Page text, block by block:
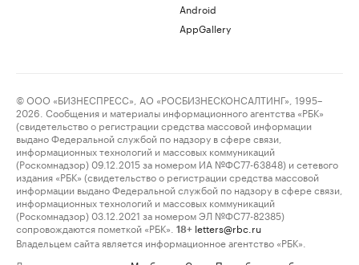
Android
AppGallery
© ООО «БИЗНЕСПРЕСС», АО «РОСБИЗНЕСКОНСАЛТИНГ», 1995–
2026. Сообщения и материалы информационного агентства «РБК»
(свидетельство о регистрации средства массовой информации
выдано Федеральной службой по надзору в сфере связи,
информационных технологий и массовых коммуникаций
(Роскомнадзор) 09.12.2015 за номером ИА №ФС77-63848) и сетевого
издания «РБК» (свидетельство о регистрации средства массовой
информации выдано Федеральной службой по надзору в сфере связи,
информационных технологий и массовых коммуникаций
(Роскомнадзор) 03.12.2021 за номером ЭЛ №ФС77-82385)
сопровождаются пометкой «РБК».
18+ letters@rbc.ru
Владельцем сайта является информационное агентство «РБК».